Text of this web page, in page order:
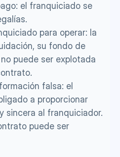
el franquiciado se
para operar: la
su fondo de
puede ser explotada
falsa: el
a proporcionar
sincera al franquiciador.
puede ser